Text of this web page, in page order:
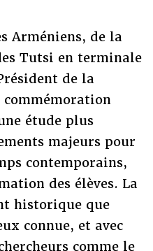
Arméniens, de la
Tutsi en terminale
de la
commémoration
étude plus
majeurs pour
contemporains,
des élèves. La
historique que
connue, et avec
comme le